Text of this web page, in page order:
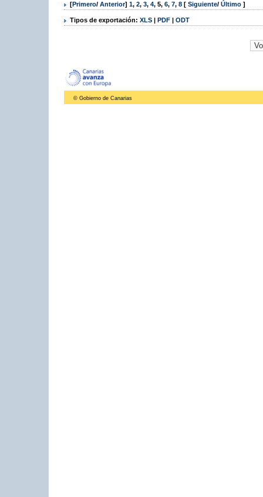
[Primero/ Anterior] 1, 2, 3, 4, 5, 6, 7, 8 [ Siguiente/ Último ]
Tipos de exportación: XLS | PDF | ODT
© Gobierno de Canarias